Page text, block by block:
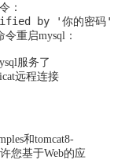
：
by '你的密
重启mysql：
服务了
远程连接
和tomcat8-
您基于Web的应